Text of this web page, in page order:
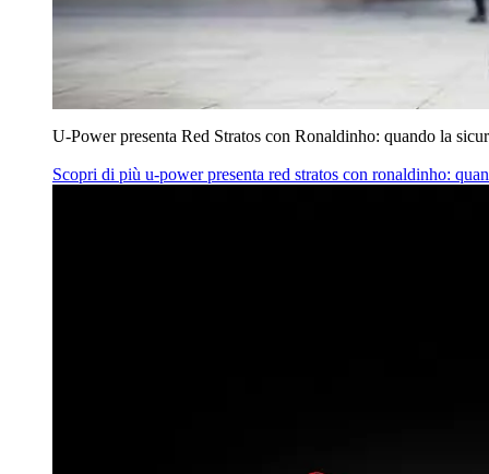
U‑Power presenta Red Stratos con Ronaldinho: quando la
Scopri di più u‑power presenta red stratos con ronaldinho: